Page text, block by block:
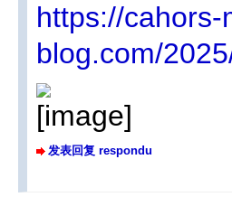
https://
blog.com/
发表回复 respondu